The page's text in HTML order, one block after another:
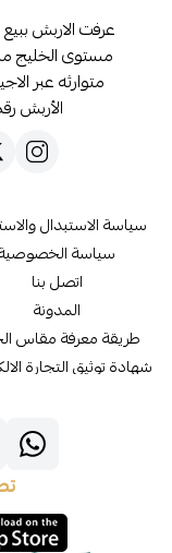
عرفت الاربش
متوارثه عبر
الأربش رقم
سياسة الاستبدال
سياسة
اتصل بنا
المدونة
طريقة معرفة مقاس
شهادة توثيق التجارة